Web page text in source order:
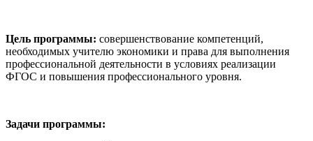
Цель программы: совершенствование компетенций,
необходимых учителю экономики и права для выполнения
профессиональной деятельности в условиях реализации
ФГОС и повышения профессионального уровня.
Задачи программы: